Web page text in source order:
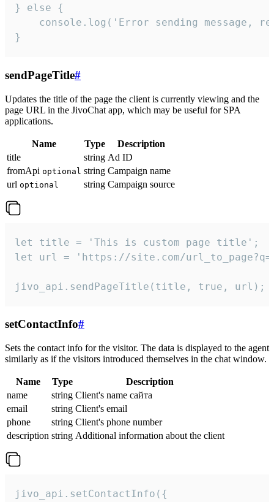
} else {
console.log('Error sending message,
}
sendPageTitle#
Updates the title of the page the client is currently viewing and the
page URL in the JivoChat app, which may be useful for SPA
applications.
Name Type
Description
title
string Ad ID
fromApi optional string Campaign name
url optional string Campaign source
let title = 'This is custom page title';
let url = 'https://site.com/
jivo_api.sendPageTitle(title, true, url);
setContactInfo#
Sets the contact info for the visitor. The data is displayed to the agent
similarly as if the visitors introduced themselves in the chat window.
Name Type
Description
name
string Client's name сайта
email
string Client's email
phone
string Client's phone number
description string Additional information about the client
jivo_api.setContactInfo({